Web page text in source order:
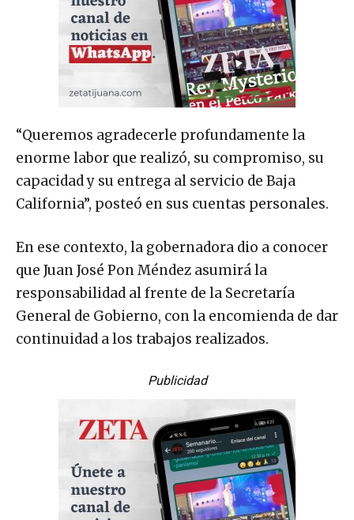
“Queremos agradecerle profundamente la
enorme labor que realizó, su compromiso, su
capacidad y su entrega al servicio de Baja
California”, posteó en sus cuentas personales.
En ese contexto, la gobernadora dio a conocer
que Juan José Pon Méndez asumirá la
responsabilidad al frente de la Secretaría
General de Gobierno, con la encomienda de dar
continuidad a los trabajos realizados.
Publicidad